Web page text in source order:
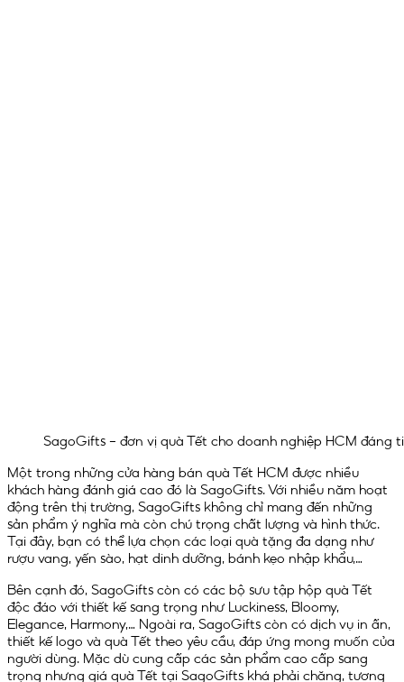
SagoGifts – đơn vị quà Tết cho doanh nghiệp HCM đáng
Một trong những cửa hàng bán quà Tết HCM được nhiều
khách hàng đánh giá cao đó là SagoGifts. Với nhiều năm hoạt
động trên thị trường, SagoGifts không chỉ mang đến những
sản phẩm ý nghĩa mà còn chú trọng chất lượng và hình thức.
Tại đây, bạn có thể lựa chọn các loại quà tặng đa dạng như
rượu vang, yến sào, hạt dinh dưỡng, bánh kẹo nhập khẩu,…
Bên cạnh đó, SagoGifts còn có các bộ sưu tập hộp quà Tết
độc đáo với thiết kế sang trọng như Luckiness, Bloomy,
Elegance, Harmony,… Ngoài ra, SagoGifts còn có dịch vụ in ấn,
thiết kế logo và quà Tết theo yêu cầu, đáp ứng mong muốn của
người dùng. Mặc dù cung cấp các sản phẩm cao cấp sang
trọng nhưng giá quà Tết tại SagoGifts khá phải chăng, tương